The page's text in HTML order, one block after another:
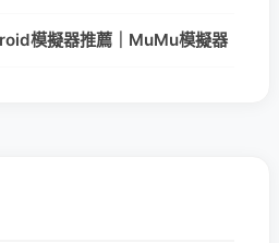
模擬器推薦｜MuMu模擬器